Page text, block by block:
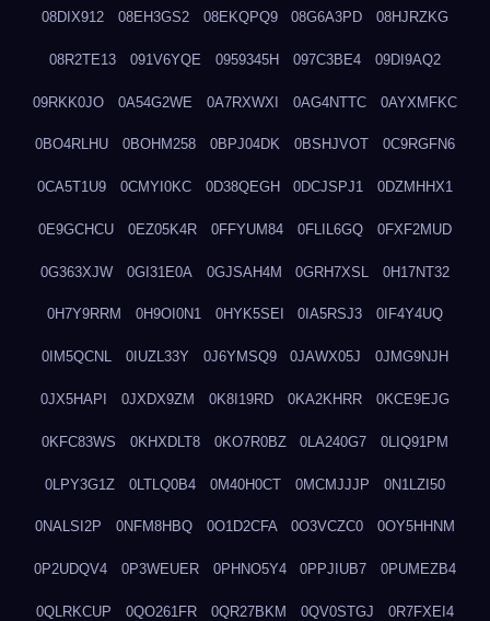
08DIX912 08EH3GS2 08EKQPQ9 08G6A3PD 08HJRZKG
08R2TE13 091V6YQE 0959345H 097C3BE4 09DI9AQ2
09RKK0JO 0A54G2WE 0A7RXWXI 0AG4NTTC 0AYXMFKC
0BO4RLHU 0BOHM258 0BPJ04DK 0BSHJVOT 0C9RGFN6
0CA5T1U9 0CMYI0KC 0D38QEGH 0DCJSPJ1 0DZMHHX1
0E9GCHCU 0EZ05K4R 0FFYUM84 0FLIL6GQ 0FXF2MUD
0G363XJW 0GI31E0A 0GJSAH4M 0GRH7XSL 0H17NT32
0H7Y9RRM 0H9OI0N1 0HYK5SEI 0IA5RSJ3 0IF4Y4UQ
0IM5QCNL 0IUZL33Y 0J6YMSQ9 0JAWX05J 0JMG9NJH
0JX5HAPI 0JXDX9ZM 0K8I19RD 0KA2KHRR 0KCE9EJG
0KFC83WS 0KHXDLT8 0KO7R0BZ 0LA240G7 0LIQ91PM
0LPY3G1Z 0LTLQ0B4 0M40H0CT 0MCMJJJP 0N1LZI50
0NALSI2P 0NFM8HBQ 0O1D2CFA 0O3VCZC0 0OY5HHNM
0P2UDQV4 0P3WEUER 0PHNO5Y4 0PPJIUB7 0PUMEZB4
0QLRKCUP 0QO261FR 0QR27BKM 0QV0STGJ 0R7FXEI4